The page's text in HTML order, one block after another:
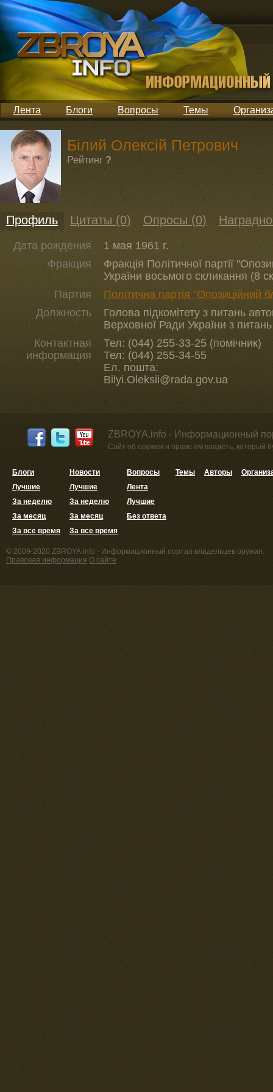
Лента Блоги Вопросы Темы
Білий Олексій Петрович
Рейтинг ?
Профиль Цитаты (0) Опросы (0)
Дата рождения
1 мая 1961 г.
Фракция
Фракція Політичної партії
України восьмого скликання (8
Партия
Політична партія "Опозиційний
Должность
Голова підкомітету з питань
Верховної Ради України з
Контактная
информация
Тел: (044) 255-33-25 (помічник)
Тел: (044) 255-34-55
Ел. пошта:
Bilyi.Oleksii@rada.gov.ua
ZBROYA.info - Информационный
Сайт об оружии и праве им владеть, который
Блоги
Лучшие
За неделю
За месяц
За все время
Новости
Лучшие
За неделю
За месяц
За все время
Вопросы
Лента
Лучшие
Без ответа
Темы Авторы
© 2009-2020 ZBROYA.info - Информационный портал владельцев оружия.
Правовая информация О сайте